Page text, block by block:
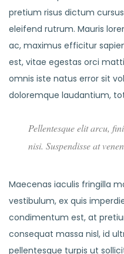
pretium risus dictum
eleifend rutrum. Mauris
ac, maximus efficitur
est, vitae egestas orci
omnis iste natus error sit
doloremque laudantium,
Pellentesque elit arcu,
nisi. Suspendisse at
Maecenas iaculis fringilla
vestibulum, ex quis
condimentum est, at
consequat massa nisl, id
pellentesque turpis ut